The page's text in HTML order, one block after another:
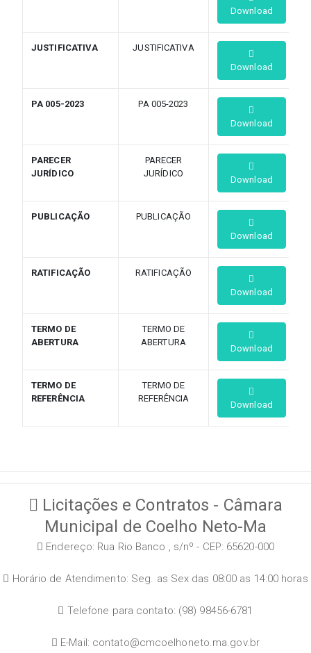
Download
JUSTIFICATIVA
JUSTIFICATIVA
Download
PA 005-2023
PA 005-2023
Download
PARECER
JURÍDICO
PARECER
JURÍDICO
Download
PUBLICAÇÃO
PUBLICAÇÃO
Download
RATIFICAÇÃO
RATIFICAÇÃO
Download
TERMO DE
ABERTURA
TERMO DE
ABERTURA
Download
TERMO DE
REFERÊNCIA
TERMO DE
REFERÊNCIA
Download
Licitações e Contratos - Câmara
Municipal de Coelho Neto-Ma
Endereço: Rua Rio Banco , s/nº - CEP: 65620-000
Horário de Atendimento: Seg. as Sex das 08:00 as 14:00 horas
Telefone para contato: (98) 98456-6781
E-Mail: contato@cmcoelhoneto.ma.gov.br